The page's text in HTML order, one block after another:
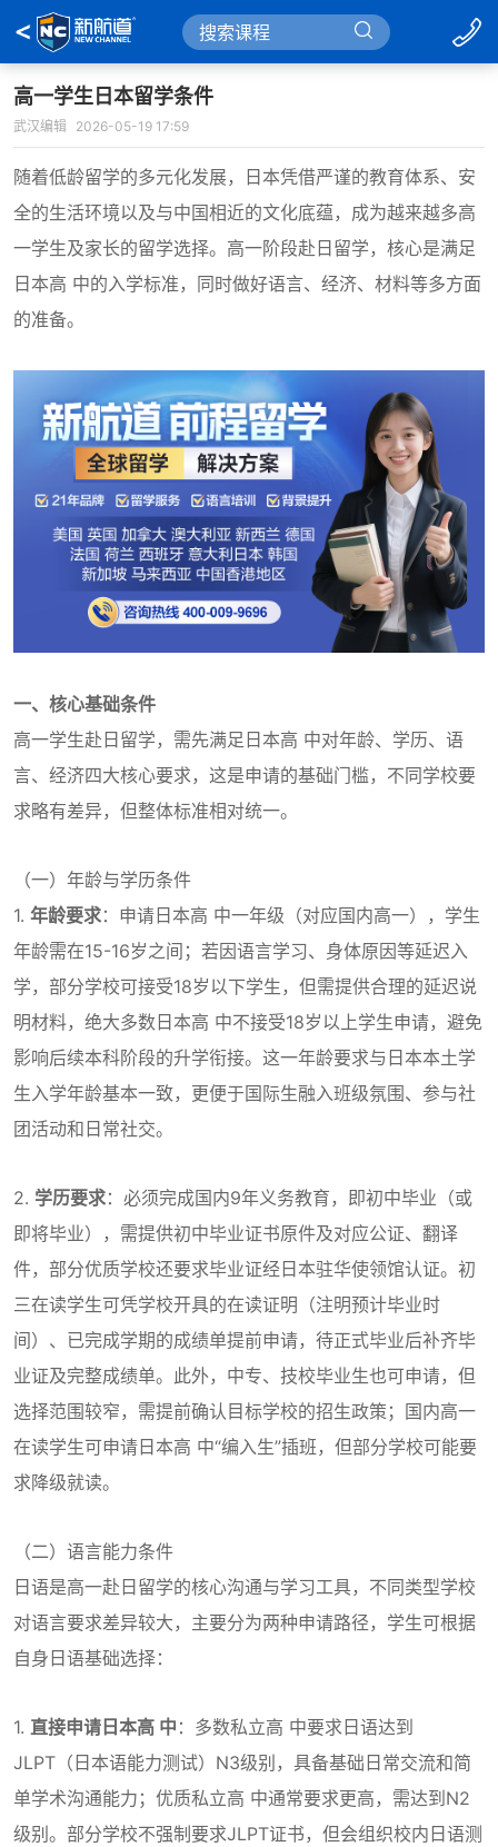
高一学生日本留学条件
武汉编辑 2026-05-19 17:59
随着低龄留学的多元化发展，日本凭借严谨的教育体系、安
全的生活环境以及与中国相近的文化底蕴，成为越来越多高
一学生及家长的留学选择。高一阶段赴日留学，核心是满足
日本高 中的入学标准，同时做好语言、经济、材料等多方面
的准备。
一、核心基础条件
高一学生赴日留学，需先满足日本高 中对年龄、学历、语
言、经济四大核心要求，这是申请的基础门槛，不同学校要
求略有差异，但整体标准相对统一。
（一）年龄与学历条件
1. 年龄要求：申请日本高 中一年级（对应国内高一），学生
年龄需在15-16岁之间；若因语言学习、身体原因等延迟入
学，部分学校可接受18岁以下学生，但需提供合理的延迟说
明材料，绝大多数日本高 中不接受18岁以上学生申请，避免
影响后续本科阶段的升学衔接。这一年龄要求与日本本土学
生入学年龄基本一致，更便于国际生融入班级氛围、参与社
团活动和日常社交。
2. 学历要求：必须完成国内9年义务教育，即初中毕业（或
即将毕业），需提供初中毕业证书原件及对应公证、翻译
件，部分优质学校还要求毕业证经日本驻华使领馆认证。初
三在读学生可凭学校开具的在读证明（注明预计毕业时
间）、已完成学期的成绩单提前申请，待正式毕业后补齐毕
业证及完整成绩单。此外，中专、技校毕业生也可申请，但
选择范围较窄，需提前确认目标学校的招生政策；国内高一
在读学生可申请日本高 中“编入生”插班，但部分学校可能要
求降级就读。
（二）语言能力条件
日语是高一赴日留学的核心沟通与学习工具，不同类型学校
对语言要求差异较大，主要分为两种申请路径，学生可根据
自身日语基础选择：
1. 直接申请日本高 中 ：多数私立高 中要求日语达到
JLPT（日本语能力测试）N3级别，具备基础日常交流和简
单学术沟通能力；优质私立高 中通常要求更高，需达到N2
级别。部分学校不强制要求JLPT证书，但会组织校内日语测